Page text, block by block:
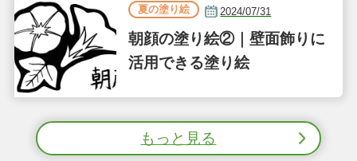
夏の塗り絵 2024/07/31
朝顔の塗り絵②｜壁面飾りに
活用できる塗り絵
もっと見る